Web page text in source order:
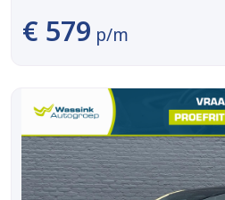
€ 579 p/m